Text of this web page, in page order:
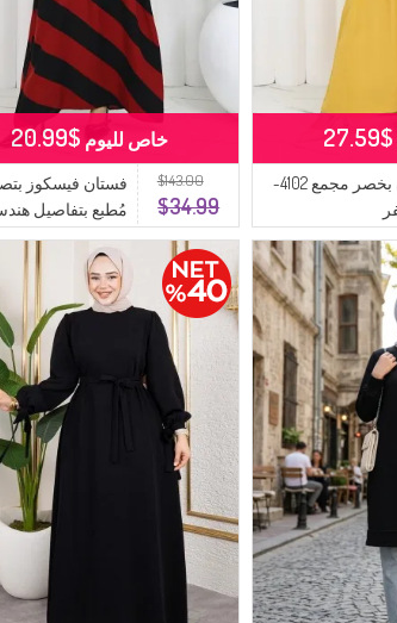
فستان بخصر مجمع 4102-
$27.59
$143.00
$34.99
فستان فيسكوز
مُطبع بتفاصيل
لون خمري وأسود
خاص لليوم $20.99